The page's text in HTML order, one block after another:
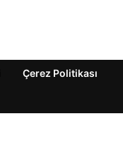
Çerez Politikası